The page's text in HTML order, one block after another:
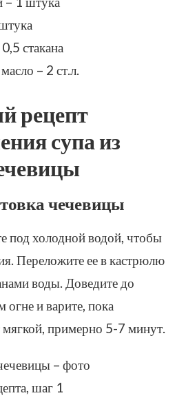
стакана
– 2 ст.л.
рецепт
супа из
чечевицы
под холодной водой, чтобы
Переложите ее в кастрюлю
воды. Доведите до
огне и варите, пока
мягкой, примерно 5-7 минут.